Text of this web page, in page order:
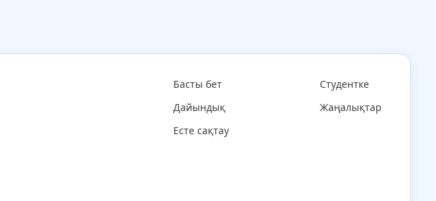
Басты бет
Дайындық
Есте сақтау
Студентке
Жаңалықтар